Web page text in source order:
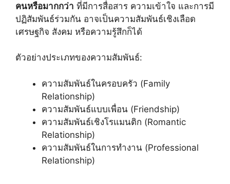
คนหรือมากกว่า ที่มีการสื่อสาร ความเข้าใจ และการมี
ปฏิสัมพันธ์ร่วมกัน อาจเป็นความสัมพันธ์เชิงเลือด
เศรษฐกิจ สังคม หรือความรู้สึกก็ได้
ตัวอย่างประเภทของความสัมพันธ์:
ความสัมพันธ์ในครอบครัว (Family
Relationship)
ความสัมพันธ์แบบเพื่อน (Friendship)
ความสัมพันธ์เชิงโรแมนติก (Romantic
Relationship)
ความสัมพันธ์ในการทำงาน (Professional
Relationship)